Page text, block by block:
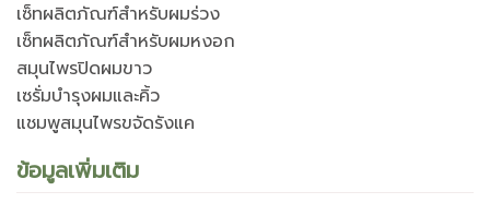
เซ็ทผลิตภัณฑ์สำหรับผมร่วง
เซ็ทผลิตภัณฑ์สำหรับผมหงอก
สมุนไพรปิดผมขาว
เซรั่มบำรุงผมและคิ้ว
แชมพูสมุนไพรขจัดรังแค
ข้อมูลเพิ่มเติม